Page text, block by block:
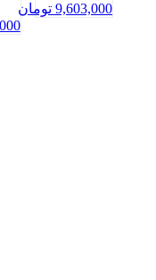
9,603,000 تومان